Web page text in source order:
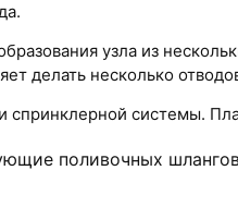
узла из
делать несколько
спринклерной системы.
поливочных